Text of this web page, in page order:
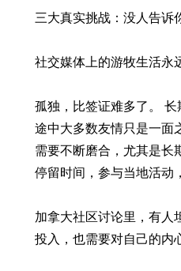
三大真实挑战：没人告诉
社交媒体上的游牧生活永
孤独，比签证难多了。
途中大多数友情只是一面
需要不断磨合，尤其是长
停留时间，参与当地活动
加拿大社区讨论里，有
投入，也需要对自己的内